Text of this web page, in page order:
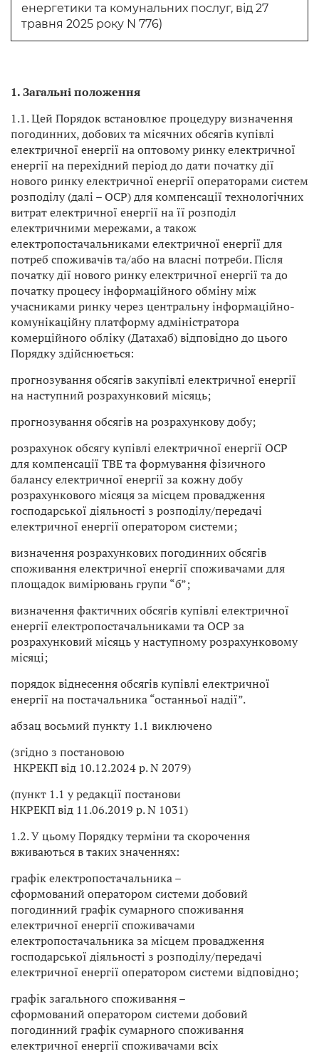
енергетики та комунальних послуг, від 27
травня 2025 року N 776)
1. Загальні положення
1.1. Цей Порядок встановлює процедуру визначення
погодинних, добових та місячних обсягів купівлі
електричної енергії на оптовому ринку електричної
енергії на перехідний період до дати початку дії
нового ринку електричної енергії операторами систем
розподілу (далі – ОСР) для компенсації технологічних
витрат електричної енергії на її розподіл
електричними мережами, а також
електропостачальниками електричної енергії для
потреб споживачів та/або на власні потреби. Після
початку дії нового ринку електричної енергії та до
початку процесу інформаційного обміну між
учасниками ринку через центральну інформаційно-
комунікаційну платформу адміністратора
комерційного обліку (Датахаб) відповідно до цього
Порядку здійснюється:
прогнозування обсягів закупівлі електричної енергії
на наступний розрахунковий місяць;
прогнозування обсягів на розрахункову добу;
розрахунок обсягу купівлі електричної енергії ОСР
для компенсації ТВЕ та формування фізичного
балансу електричної енергії за кожну добу
розрахункового місяця за місцем провадження
господарської діяльності з розподілу/передачі
електричної енергії оператором системи;
визначення розрахункових погодинних обсягів
споживання електричної енергії споживачами для
площадок вимірювань групи “б”;
визначення фактичних обсягів купівлі електричної
енергії електропостачальниками та ОСР за
розрахунковий місяць у наступному розрахунковому
місяці;
порядок віднесення обсягів купівлі електричної
енергії на постачальника “останньої надії”.
абзац восьмий пункту 1.1 виключено
(згідно з постановою
НКРЕКП від 10.12.2024 р. N 2079)
(пункт 1.1 у редакції постанови
НКРЕКП від 11.06.2019 р. N 1031)
1.2. У цьому Порядку терміни та скорочення
вживаються в таких значеннях:
графік електропостачальника –
сформований оператором системи добовий
погодинний графік сумарного споживання
електричної енергії споживачами
електропостачальника за місцем провадження
господарської діяльності з розподілу/передачі
електричної енергії оператором системи відповідно;
графік загального споживання –
сформований оператором системи добовий
погодинний графік сумарного споживання
електричної енергії споживачами всіх